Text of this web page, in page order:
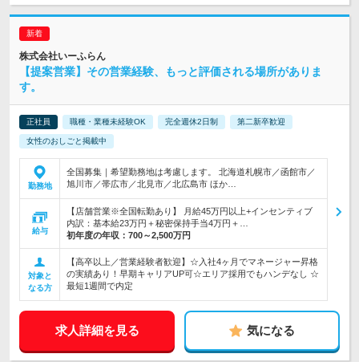
株式会社いーふらん
【提案営業】その営業経験、もっと評価される場所がありま
す。
正社員 職種・業種未経験OK 完全週休2日制 第二新卒歓迎
女性のおしごと掲載中
勤務地
全国募集｜希望勤務地は考慮します。 北海道札幌市／函館市／
旭川市／帯広市／北見市／北広島市 ほか…
給与
【店舗営業※全国転勤あり】 月給45万円以上+インセンティブ
内訳：基本給23万円＋秘密保持手当4万円＋…
初年度の年収： 700～2,500万円
対象と
なる方
【高卒以上／営業経験者歓迎】☆入社4ヶ月でマネージャー昇格
の実績あり！早期キャリアUP可☆エリア採用でもハンデなし ☆
最短1週間で内定
求人詳細を見る 気になる